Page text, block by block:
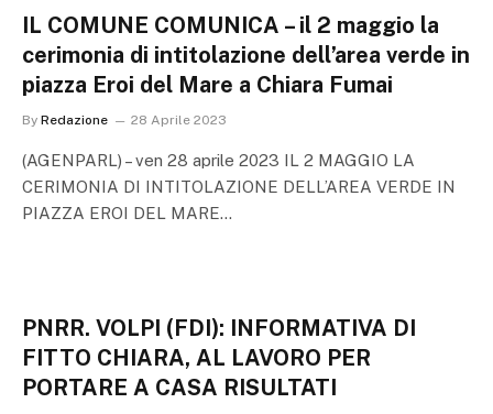
IL COMUNE COMUNICA – il 2 maggio la
cerimonia di intitolazione dell’area verde in
piazza Eroi del Mare a Chiara Fumai
By Redazione 28 Aprile 2023
(AGENPARL) – ven 28 aprile 2023 IL 2 MAGGIO LA
CERIMONIA DI INTITOLAZIONE DELL’AREA VERDE IN
PIAZZA EROI DEL MARE…
PNRR. VOLPI (FDI): INFORMATIVA DI
FITTO CHIARA, AL LAVORO PER
PORTARE A CASA RISULTATI